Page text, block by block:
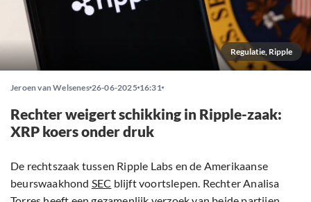
Regulatie, Ripple
Jeroen van Welsenes 26-06-2025 16:31
Rechter weigert schikking in Ripple-zaak:
XRP koers onder druk
De rechtszaak tussen Ripple Labs en de Amerikaanse
beurswaakhond SEC blijft voortslepen. Rechter Analisa